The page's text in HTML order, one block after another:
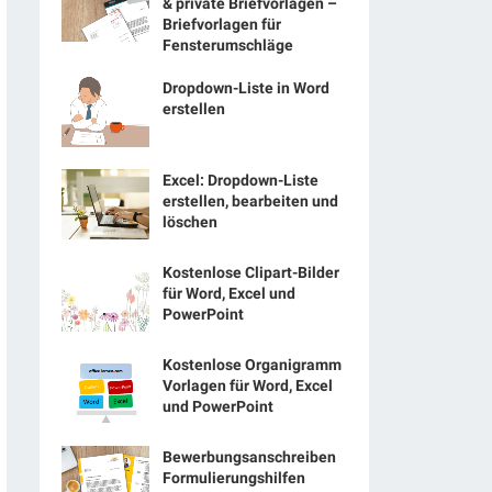
Briefvorlagen für
Fensterumschläge
Dropdown-Liste in Word
erstellen
Excel: Dropdown-Liste
erstellen, bearbeiten und
löschen
Kostenlose Clipart-Bilder
für Word, Excel und
PowerPoint
Kostenlose Organigramm
Vorlagen für Word, Excel
und PowerPoint
Bewerbungsanschreiben
Formulierungshilfen